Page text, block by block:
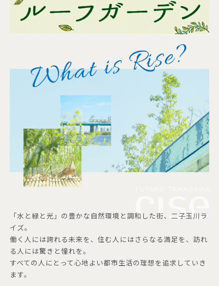
「水と緑と光」の豊かな自然環境と調和した街、二子玉川ラ
イズ。
働く人には誇れる未来を、住む人にはさらなる満足を、訪れ
る人には驚きと憧れを。
すべての人にとって心地よい都市生活の理想を追求していき
ます。